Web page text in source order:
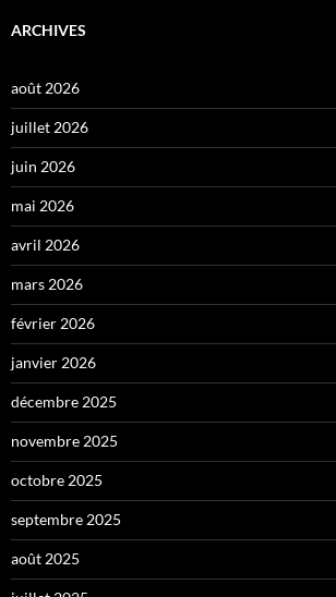
ARCHIVES
août 2026
juillet 2026
juin 2026
mai 2026
avril 2026
mars 2026
février 2026
janvier 2026
décembre 2025
novembre 2025
octobre 2025
septembre 2025
août 2025